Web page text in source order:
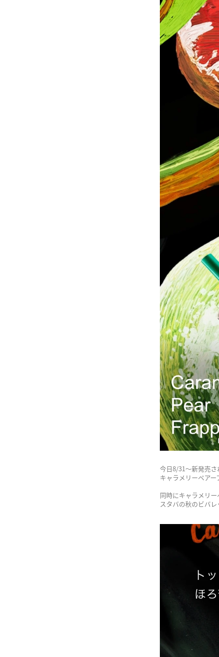
今日8/31〜新発売
キャラメリーペア
同時にキャラメリ
スタバの秋のビバ